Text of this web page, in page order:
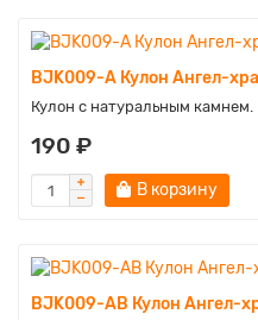
BJK009-A Кулон Ангел-
Кулон с натуральным камнем.
190 ₽
В корзину
BJK009-AB Кулон Ангел-